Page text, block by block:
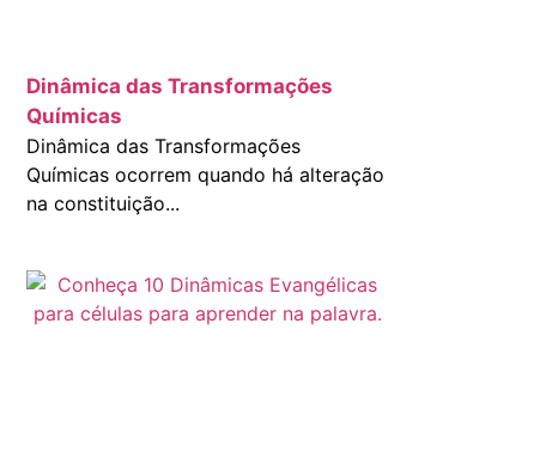
Dinâmica das Transformações
Químicas
Dinâmica das Transformações
Químicas ocorrem quando há alteração
na constituição...